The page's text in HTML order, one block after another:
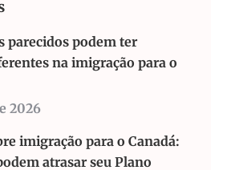
parecidos podem ter
na imigração para o
2026
imigração para o Canadá:
atrasar seu Plano